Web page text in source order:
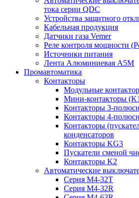
тока серии QDC
Устройства защитного
Кабельная продукция
Датчики газа Vemer
Реле контроля мощности
Источники питания
Лента Алюминиевая А5М
Промавтоматика
Контакторы
Модульные
Мини-контакторы
Контакторы 3-
Контакторы 4-
Контакторы
конденсаторов
Контакторы KG3
Пускатели сменой
Контакторы K2
Автоматические
Серия M4-32T
Серия M4-32R